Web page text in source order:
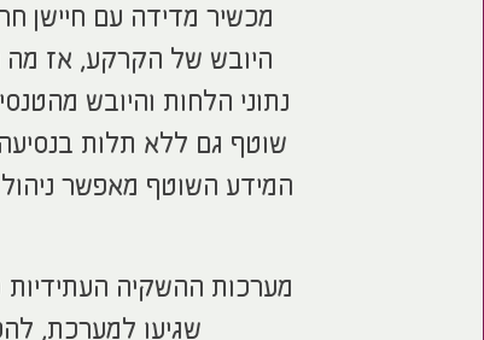
מכשיר מדידה עם חיישן
היובש של הקרקע, אז מה
נתוני הלחות והיובש
שוטף גם ללא תלות
המידע השוטף מאפשר
מערכות ההשקיה העתידיות
שגיעו למערכת,